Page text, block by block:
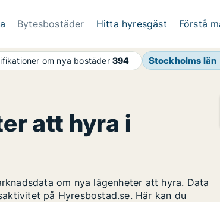
Bytesbostäder Hitta hyresgäst Förstå
om nya bostäder394 Stockholms län
att hyra i
om nya lägenheter att hyra. Data
på Hyresbostad.se. Här kan du